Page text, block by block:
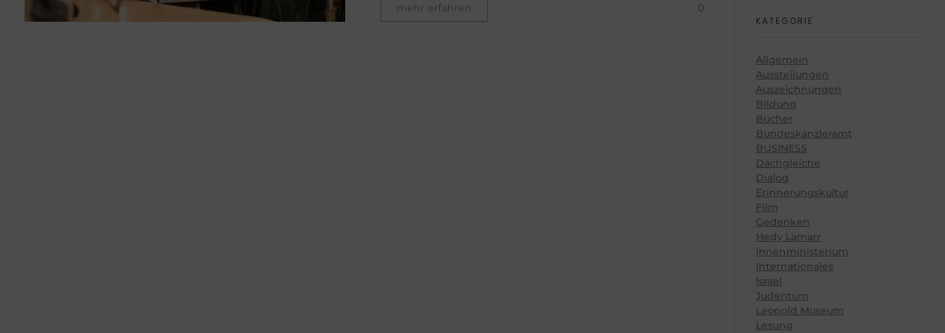
mehr erfahren 0
KATEGORIE
Allgemein
Ausstellungen
Auszeichnungen
Bildung
Bücher
Bundeskanzleramt
BUSINESS
Dachgleiche
Dialog
Erinnerungskultur
Film
Gedenken
Hedy Lamarr
Innenministerium
Internationales
Israel
Judentum
Leopold Museum
Lesung